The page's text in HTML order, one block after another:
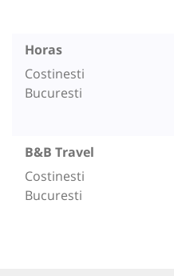
Horas
Costinesti
Bucuresti
B&B Travel
Costinesti
Bucuresti